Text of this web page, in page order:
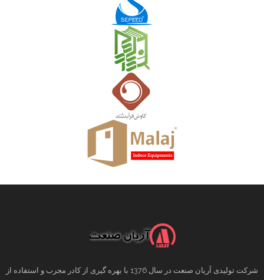
شرکت تولیدی آریان صنعت در سال 1376 با بهره گیری از کادر مجرب و استفاده از